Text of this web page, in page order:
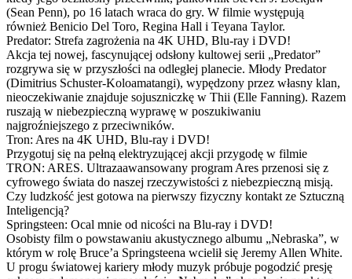
(Sean Penn), po 16 latach wraca do gry. W filmie występują
również Benicio Del Toro, Regina Hall i Teyana Taylor.
Predator: Strefa zagrożenia na 4K UHD, Blu-ray i DVD!
Akcja tej nowej, fascynującej odsłony kultowej serii „Predator”
rozgrywa się w przyszłości na odległej planecie. Młody Predator
(Dimitrius Schuster-Koloamatangi), wypędzony przez własny klan,
nieoczekiwanie znajduje sojuszniczkę w Thii (Elle Fanning). Razem
ruszają w niebezpieczną wyprawę w poszukiwaniu
najgroźniejszego z przeciwników.
Tron: Ares na 4K UHD, Blu-ray i DVD!
Przygotuj się na pełną elektryzującej akcji przygodę w filmie
TRON: ARES. Ultrazaawansowany program Ares przenosi się z
cyfrowego świata do naszej rzeczywistości z niebezpieczną misją.
Czy ludzkość jest gotowa na pierwszy fizyczny kontakt ze Sztuczną
Inteligencją?
Springsteen: Ocal mnie od nicości na Blu-ray i DVD!
Osobisty film o powstawaniu akustycznego albumu „Nebraska”, w
którym w rolę Bruce’a Springsteena wcielił się Jeremy Allen White.
U progu światowej kariery młody muzyk próbuje pogodzić presję